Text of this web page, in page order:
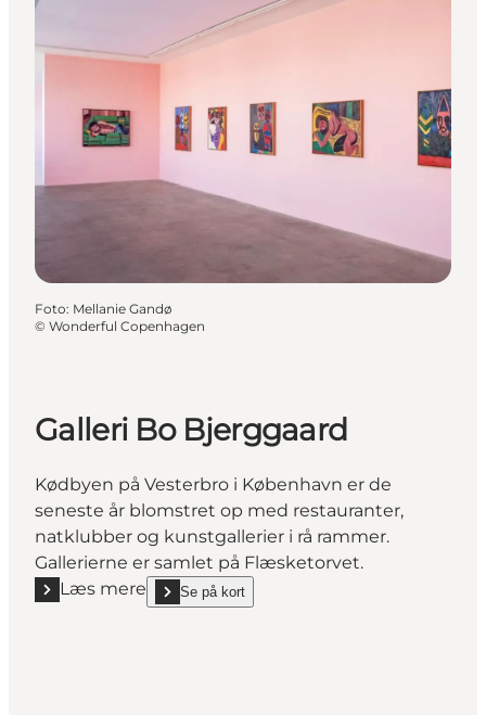
Foto: Mellanie Gandø
© Wonderful Copenhagen
Galleri Bo Bjerggaard
Kødbyen på Vesterbro i København er de
seneste år blomstret op med restauranter,
natklubber og kunstgallerier i rå rammer.
Gallerierne er samlet på Flæsketorvet.
Læs mere
Læs mere "Galleri Bo Bjerggaard"
Se på kort
show Galleri Bo Bjerggaard on_map